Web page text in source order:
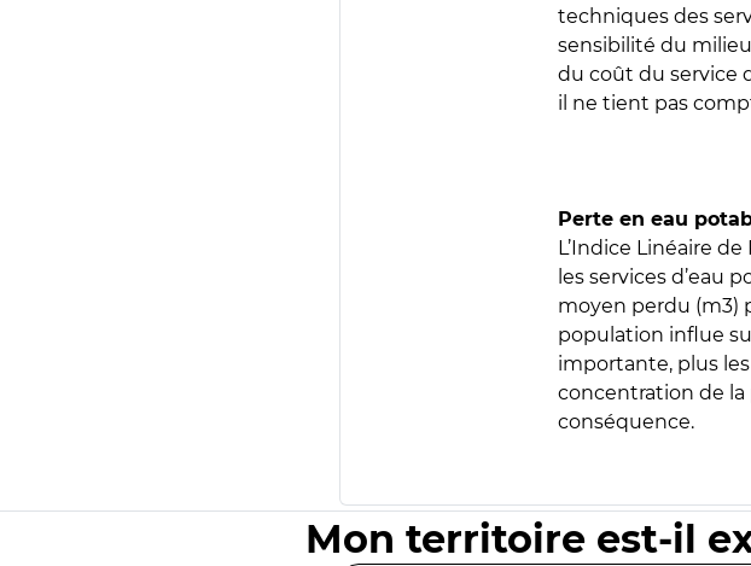
techniques des
sensibilité du
du coût du service
il ne tient pas
Perte en eau
L’Indice Linéaire
les services d’eau
moyen perdu (m3)
population influe
importante, plus
concentration de
conséquence.
Mon territoire est-il